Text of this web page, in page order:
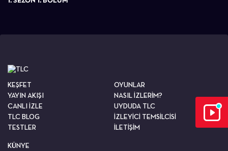
KEŞFET
YAYIN AKIŞI
CANLI İZLE
TLC BLOG
TESTLER
OYUNLAR
NASIL İZLERİM?
UYDUDA TLC
İZLEYİCİ TEMSİLCİSİ
İLETİŞİM
KÜNYE